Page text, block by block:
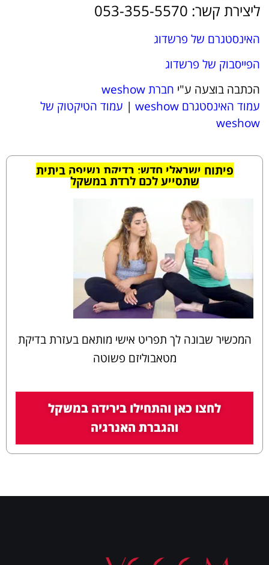
ליצירת קשר: 053-355-5570
האינסטגרם של פרשדוג
הפייסבוק של פרשדוג
הכתבה בוצעה ע"י חברת weshow
עמוד האינסטגרם weshow
| עמוד הטיקטוק של
weshow
פיתוח ישראלי חדש: בדיקת נשיפה ביתית
שתסייע לכם לרדת במשקל
המכשיר שבונה לך תפריט אישי מותאם בעזרת בדיקת
מטאבוליזם פשוטה
לחצו כאן והתחילו בירידה במשקל
והגברת האנרגיה